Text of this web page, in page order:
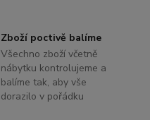
Zboží poctivě balíme
Všechno zboží včetně
nábytku kontrolujeme a
balíme tak, aby vše
dorazilo v pořádku